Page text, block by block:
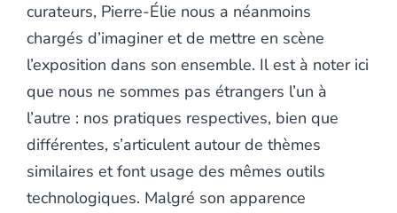
curateurs, Pierre-Élie nous a néanmoins
chargés d’imaginer et de mettre en scène
l’exposition dans son ensemble. Il est à noter ici
que nous ne sommes pas étrangers l’un à
l’autre : nos pratiques respectives, bien que
différentes, s’articulent autour de thèmes
similaires et font usage des mêmes outils
technologiques. Malgré son apparence